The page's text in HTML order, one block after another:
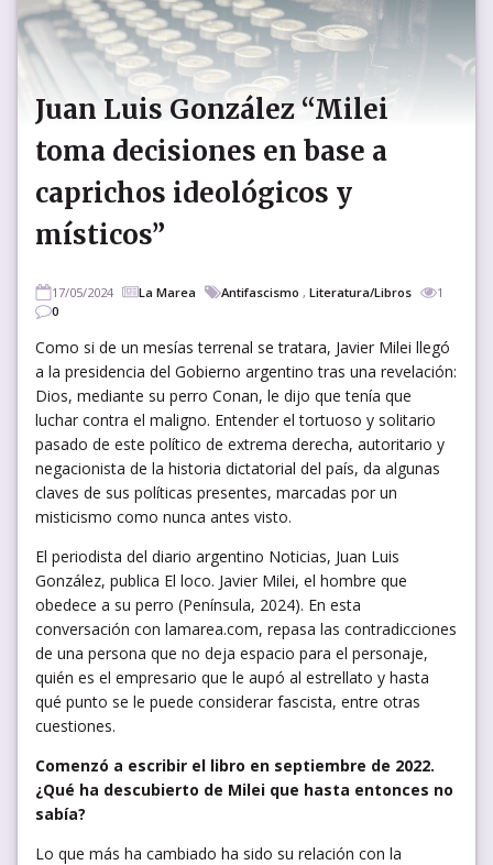
Juan Luis González “Milei
toma decisiones en base a
caprichos ideológicos y
místicos”
17/05/2024 La Marea Antifascismo , Literatura/Libros
1
0
Como si de un mesías terrenal se tratara, Javier Milei llegó
a la presidencia del Gobierno argentino tras una revelación:
Dios, mediante su perro Conan, le dijo que tenía que
luchar contra el maligno. Entender el tortuoso y solitario
pasado de este político de extrema derecha, autoritario y
negacionista de la historia dictatorial del país, da algunas
claves de sus políticas presentes, marcadas por un
misticismo como nunca antes visto.
El periodista del diario argentino Noticias, Juan Luis
González, publica El loco. Javier Milei, el hombre que
obedece a su perro (Península, 2024). En esta
conversación con lamarea.com, repasa las contradicciones
de una persona que no deja espacio para el personaje,
quién es el empresario que le aupó al estrellato y hasta
qué punto se le puede considerar fascista, entre otras
cuestiones.
Comenzó a escribir el libro en septiembre de 2022.
¿Qué ha descubierto de Milei que hasta entonces no
sabía?
Lo que más ha cambiado ha sido su relación con la